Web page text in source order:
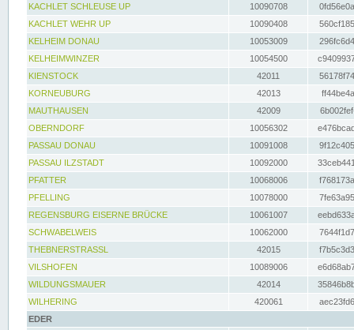
KACHLET SCHLEUSE UP
10090708
KACHLET WEHR UP
10090408
KELHEIM DONAU
10053009
KELHEIMWINZER
10054500
KIENSTOCK
42011
KORNEUBURG
42013
MAUTHAUSEN
42009
OBERNDORF
10056302
PASSAU DONAU
10091008
PASSAU ILZSTADT
10092000
PFATTER
10068006
PFELLING
10078000
REGENSBURG EISERNE BRÜCKE
10061007
SCHWABELWEIS
10062000
THEBNERSTRASSL
42015
VILSHOFEN
10089006
WILDUNGSMAUER
42014
WILHERING
420061
EDER